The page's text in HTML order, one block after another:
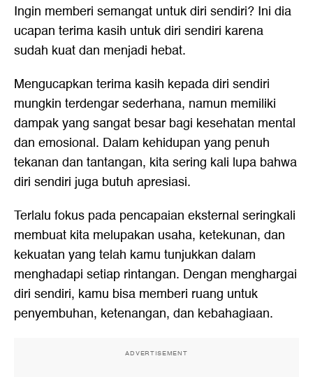
Ingin memberi semangat untuk diri sendiri? Ini dia
ucapan terima kasih untuk diri sendiri karena
sudah kuat dan menjadi hebat.
Mengucapkan terima kasih kepada diri sendiri
mungkin terdengar sederhana, namun memiliki
dampak yang sangat besar bagi kesehatan mental
dan emosional. Dalam kehidupan yang penuh
tekanan dan tantangan, kita sering kali lupa bahwa
diri sendiri juga butuh apresiasi.
Terlalu fokus pada pencapaian eksternal seringkali
membuat kita melupakan usaha, ketekunan, dan
kekuatan yang telah kamu tunjukkan dalam
menghadapi setiap rintangan. Dengan menghargai
diri sendiri, kamu bisa memberi ruang untuk
penyembuhan, ketenangan, dan kebahagiaan.
ADVERTISEMENT